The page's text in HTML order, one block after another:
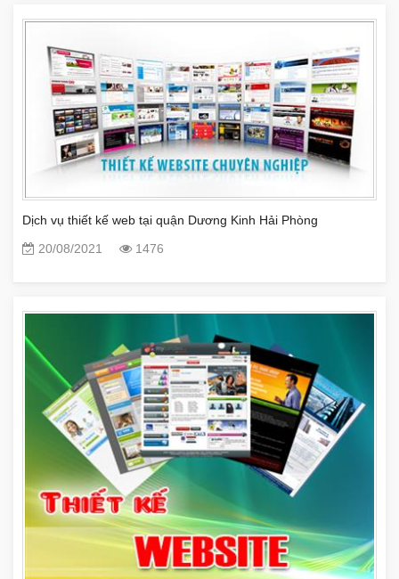
Dịch vụ thiết kế web tại quận Dương Kinh Hải Phòng
20/08/2021
1476